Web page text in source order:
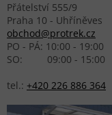
Přátelství 555/9
Praha 10 - Uhříněves
obchod@protrek.cz
PO - PÁ: 10:00 - 19:00
SO: 09:00 - 15:00
tel.: +420 226 886 364